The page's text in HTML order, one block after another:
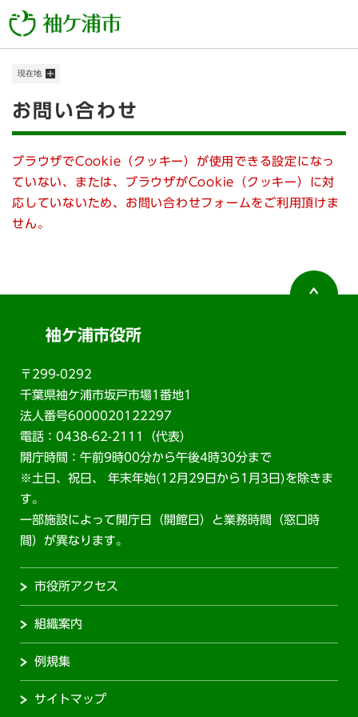
ー
メニューを飛ばして本文へ
現在地
本
お問い合わせ
ブラウザでCookie（クッキー）が使用できる設定になっ
ていない、または、ブラウザがCookie（クッキー）に対
応していないため、お問い合わせフォームをご利用頂けま
せん。
袖ケ浦市役所
〒299-0292
千葉県袖ケ浦市坂戸市場1番地1
法人番号6000020122297
電話：0438-62-2111（代表）
開庁時間：午前9時00分から午後4時30分まで
※土日、祝日、 年末年始(12月29日から1月3日)を除きま
す。
一部施設によって開庁日（開館日）と業務時間（窓口時
間）が異なります。
市役所アクセス
組織案内
例規集
サイトマップ